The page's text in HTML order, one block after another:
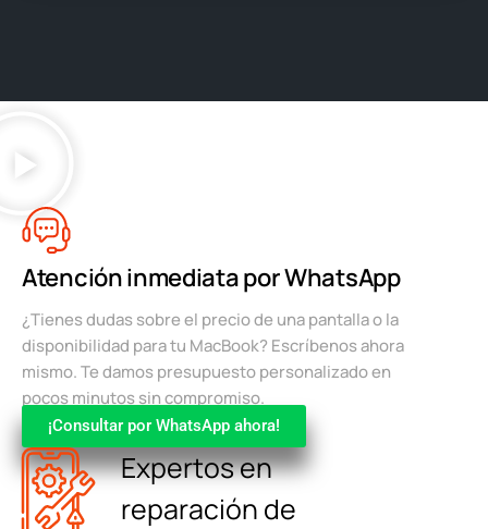
Atención inmediata por WhatsApp
¿Tienes dudas sobre el precio de una pantalla o la
disponibilidad para tu MacBook? Escríbenos ahora
mismo. Te damos presupuesto personalizado en
pocos minutos sin compromiso.
¡Consultar por WhatsApp ahora!
Expertos en
reparación de